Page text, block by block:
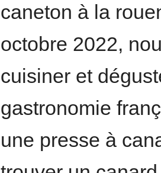
caneton à la
octobre 2022,
cuisiner et
gastronomie
une presse à